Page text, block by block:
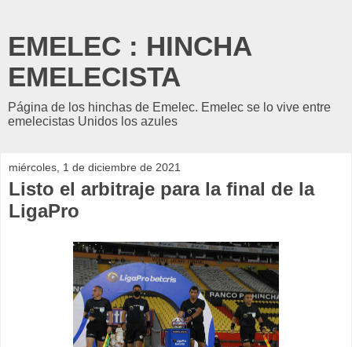
EMELEC : HINCHA
EMELECISTA
Página de los hinchas de Emelec. Emelec se lo vive entre
emelecistas Unidos los azules
miércoles, 1 de diciembre de 2021
Listo el arbitraje para la final de la
LigaPro